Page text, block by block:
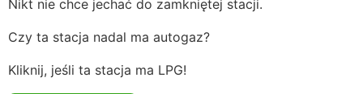
Nikt nie chce jechać do zamkniętej stacji.
Czy ta stacja nadal ma autogaz?
Kliknij, jeśli ta stacja ma LPG!